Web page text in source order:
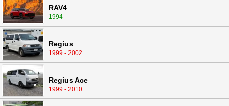
RAV4
1994 -
Regius
1999 - 2002
Regius Ace
1999 - 2010